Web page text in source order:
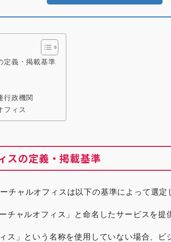
定義・掲載基準
行政機関
フィス
スの定義・掲載基準
チャルオフィスは以下の基準によって選定
チャルオフィス」と命名したサービスを提
ス」という名称を使用していない場合、ビ